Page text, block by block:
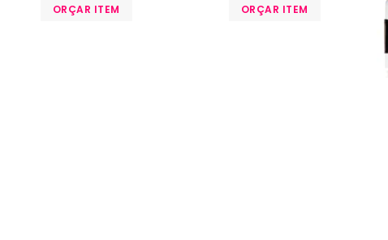
ORÇAR ITEM ORÇAR ITEM